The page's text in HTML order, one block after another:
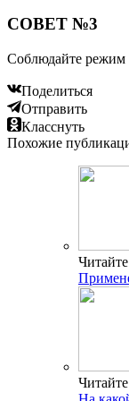
СОВЕТ №3
Соблюдайте режим
Поделиться
Отправить
Класснуть
Похожие